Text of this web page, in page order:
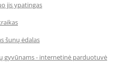
jis ypatingas
šunų ėdalas
gyvūnams - internetinė parduotuvė